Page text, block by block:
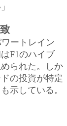
ートレイン
F1のハイブ
られた。しか
の投資が特定
示している。